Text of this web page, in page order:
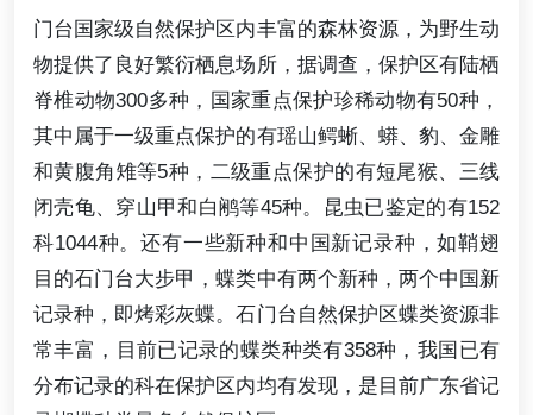
门台国家级自然保护区内丰富的森林资源，为野生动
物提供了良好繁衍栖息场所，据调查，保护区有陆栖
脊椎动物300多种，国家重点保护珍稀动物有50种，
其中属于一级重点保护的有瑶山鳄蜥、蟒、豹、金雕
和黄腹角雉等5种，二级重点保护的有短尾猴、三线
闭壳龟、穿山甲和白鹇等45种。昆虫已鉴定的有152
科1044种。还有一些新种和中国新记录种，如鞘翅
目的石门台大步甲，蝶类中有两个新种，两个中国新
记录种，即烤彩灰蝶。石门台自然保护区蝶类资源非
常丰富，目前已记录的蝶类种类有358种，我国已有
分布记录的科在保护区内均有发现，是目前广东省记